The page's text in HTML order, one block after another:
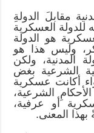
مقابلَ الدولةِ
العسكرية
هو الدولة
وليس هذا هو
المدنية، ولكن
الشرعية بغض
أكانت عسكرية
الشرعية،
أو عرفية،
المعنى.